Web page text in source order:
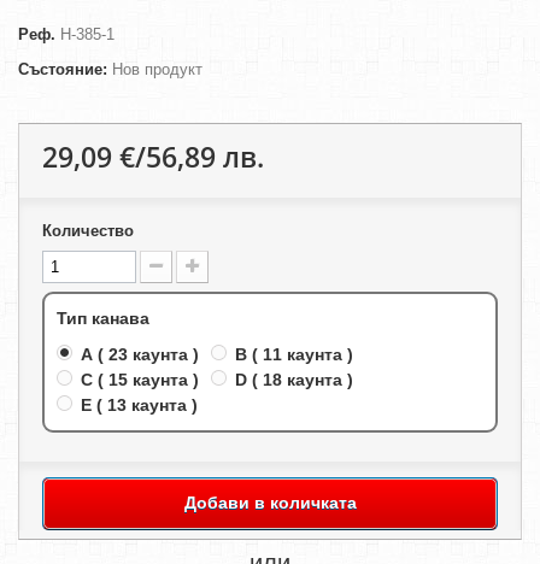
Реф. H-385-1
Състояние: Нов продукт
29,09 €/56,89 лв.
Количество
Тип канава
A ( 23 каунта )
B ( 11 каунта )
C ( 15 каунта )
D ( 18 каунта )
E ( 13 каунта )
Добави в количката